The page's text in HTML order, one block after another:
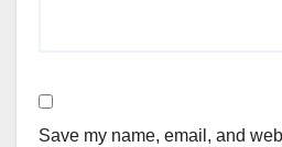
Save my name, email, and